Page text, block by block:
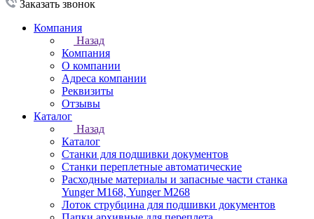
Заказать звонок
Компания
Назад
Компания
О компании
Адреса компании
Реквизиты
Отзывы
Каталог
Назад
Каталог
Станки для подшивки документов
Станки переплетные автоматические
Расходные материалы и запасные части станка
Yunger M168, Yunger M268
Лоток струбцина для подшивки документов